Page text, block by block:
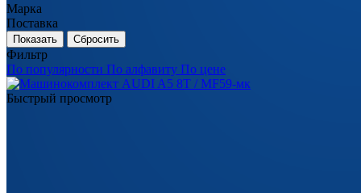
Марка
Поставка
Сбросить
Фильтр
По популярности По алфавиту По цене
Быстрый просмотр